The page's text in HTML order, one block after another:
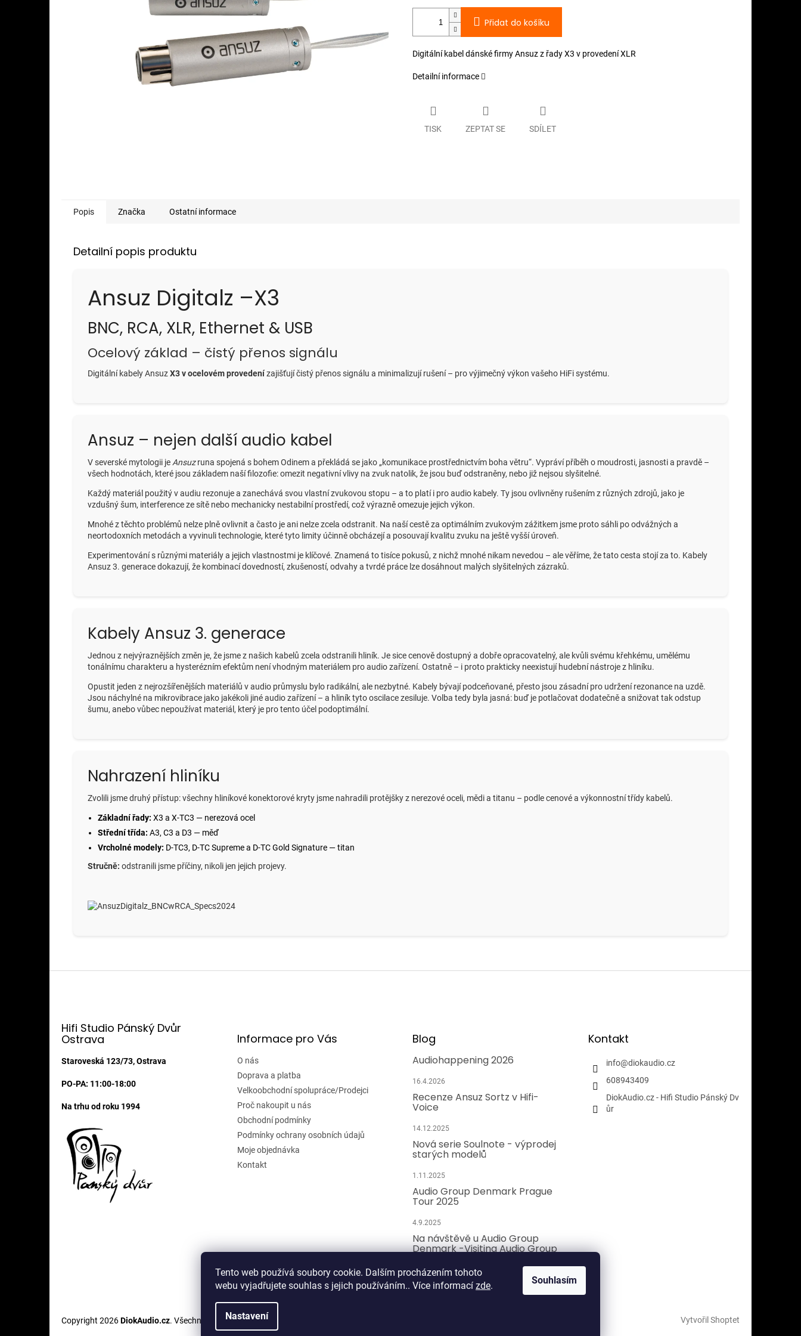
Tento web používá soubory cookie. Dalším procházením tohoto
webu vyjadřujete souhlas s jejich používáním.. Více informací zde.
Nastavení
Souhlasím
Přidat do košíku
Digitální kabel dánské firmy Ansuz z řady X3 v provedení XLR
Detailní informace
TISK ZEPTAT SE SDÍLET
Popis Značka Ostatní informace
Detailní popis produktu
Ansuz Digitalz –X3
BNC, RCA, XLR, Ethernet & USB
Ocelový základ – čistý přenos signálu
Digitální kabely AnsuzX3 v ocelovém provedenízajišťují čistý přenos signálu a minimalizují rušení – pro výjimečný výkon vašeho HiFi systému.
Ansuz – nejen další audio kabel
V severské mytologii je Ansuzruna spojená s bohem Odinem a překládá se jako „komunikace prostřednictvím boha větru“. Vypráví příběh o moudrosti, jasnosti a pravdě –
všech hodnotách, které jsou základem naší filozofie: omezit negativní vlivy na zvuk natolik, že jsou buď odstraněny, nebo již nejsou slyšitelné.
Každý materiál použitý v audiu rezonuje a zanechává svou vlastní zvukovou stopu – a to platí i pro audio kabely. Ty jsou ovlivněny rušením z různých zdrojů, jako je
vzdušný šum, interference ze sítě nebo mechanicky nestabilní prostředí, což výrazně omezuje jejich výkon.
Mnohé z těchto problémů nelze plně ovlivnit a často je ani nelze zcela odstranit. Na naší cestě za optimálním zvukovým zážitkem jsme proto sáhli po odvážných a
neortodoxních metodách a vyvinuli technologie, které tyto limity účinně obcházejí a posouvají kvalitu zvuku na ještě vyšší úroveň.
Experimentování s různými materiály a jejich vlastnostmi je klíčové. Znamená to tisíce pokusů, z nichž mnohé nikam nevedou – ale věříme, že tato cesta stojí za to. Kabely
Ansuz 3. generace dokazují, že kombinací dovedností, zkušeností, odvahy a tvrdé práce lze dosáhnout malých slyšitelných zázraků.
Kabely Ansuz 3. generace
Jednou z nejvýraznějších změn je, že jsme z našich kabelů zcela odstranili hliník. Je sice cenově dostupný a dobře opracovatelný, ale kvůli svému křehkému, umělému
tonálnímu charakteru a hysterézním efektům není vhodným materiálem pro audio zařízení. Ostatně – i proto prakticky neexistují hudební nástroje z hliníku.
Opustit jeden z nejrozšířenějších materiálů v audio průmyslu bylo radikální, ale nezbytné. Kabely bývají podceňované, přesto jsou zásadní pro udržení rezonance na uzdě.
Jsou náchylné na mikrovibrace jako jakékoli jiné audio zařízení – a hliník tyto oscilace zesiluje. Volba tedy byla jasná: buď je potlačovat dodatečně a snižovat tak odstup
šumu, anebo vůbec nepoužívat materiál, který je pro tento účel podoptimální.
Nahrazení hliníku
Zvolili jsme druhý přístup: všechny hliníkové konektorové kryty jsme nahradili protějšky z nerezové oceli, mědi a titanu – podle cenové a výkonnostní třídy kabelů.
Základní řady: X3 a X-TC3 — nerezová ocel
Střední třída: A3, C3 a D3 — měď
Vrcholné modely: D-TC3, D-TC Supreme a D-TC Gold Signature — titan
Stručně: odstranili jsme příčiny, nikoli jen jejich projevy.
Hifi Studio Pánský Dvůr
Ostrava
Staroveská 123/73, Ostrava
PO-PA: 11:00-18:00
Na trhu od roku 1994
Informace pro Vás
O nás
Doprava a platba
Velkoobchodní spolupráce/Prodejci
Proč nakoupit u nás
Obchodní podmínky
Podmínky ochrany osobních údajů
Moje objednávka
Kontakt
Blog
Audiohappening 2026
16.4.2026
Recenze Ansuz Sortz v Hifi-
Voice
14.12.2025
Nová serie Soulnote - výprodej
starých modelů
1.11.2025
Audio Group Denmark Prague
Tour 2025
4.9.2025
Na návštěvě u Audio Group
Denmark -Visiting Audio Group
13.2.2025
Kontakt
info@diokaudio.cz
608943409
DiokAudio.cz - Hifi Studio Pánský Dv
ůr
Vytvořil Shoptet
Copyright 2026DiokAudio.cz. Všechna práva vyhrazena.